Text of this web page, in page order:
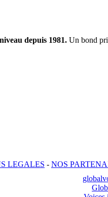
depuis 1981. Un bond
LEGALES - NOS